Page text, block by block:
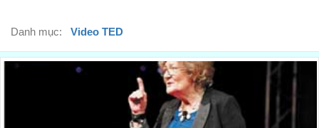
của một đứa trẻ.
What we see here
Người mà chúng ta thấy ở đây
Danh mục: Video TED